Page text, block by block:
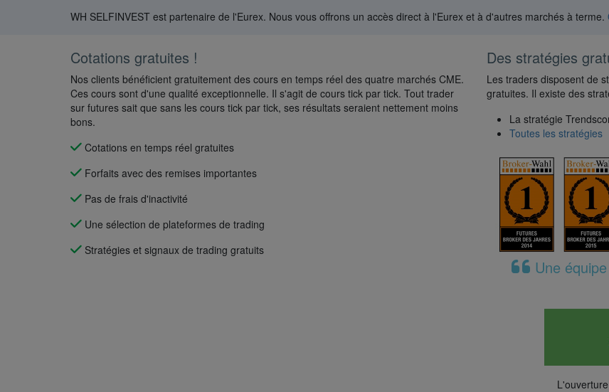
WH SELFINVEST est partenaire de l'Eurex. Nous vous offrons un accès direct à l'Eurex et à d'autres marchés à terme.
Cotations gratuites !
Nos clients bénéficient gratuitement des cours en temps réel des quatre marchés CME.
Ces cours sont d'une qualité exceptionnelle. Il s'agit de cours tick par tick. Tout trader
sur futures sait que sans les cours tick par tick, ses résultats seraient nettement moins
bons.
Cotations en temps réel gratuites
Forfaits avec des remises importantes
Pas de frais d'inactivité
Une sélection de plateformes de trading
Stratégies et signaux de trading gratuits
Des stratégies
Les traders disposent de
gratuites. Il existe des
La stratégie
Toutes les stratégies
Une